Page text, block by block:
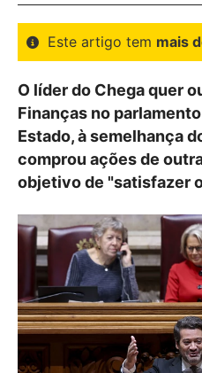
Este artigo tem mais
O líder do Chega quer
Finanças no
Estado, à semelhança
comprou ações de
objetivo de "satisfazer o